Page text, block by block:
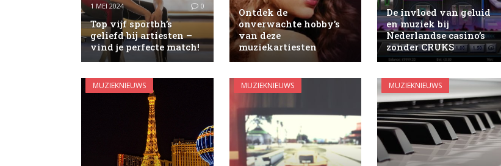
1 MEI 2024 0
Top vijf sportbh’s
geliefd bij artiesten –
vind je perfecte match!
Ontdek de
onverwachte hobby’s
van deze
muziekartiesten
De invloed van geluid
en muziek bij
Nederlandse casino’s
zonder CRUKS
MUZIEKNIEUWS MUZIEKNIEUWS MUZIEKNIEUWS